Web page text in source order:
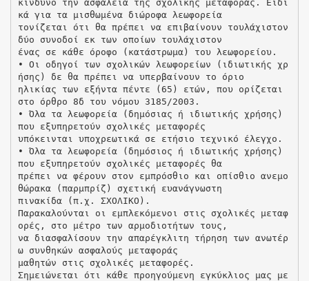
κίνδυνο την ασφάλεια της σχολικής μεταφοράς. Ειδι
κά για τα μισθωμένα διώροφα λεωφορεία
τονίζεται ότι θα πρέπει να επιβαίνουν τουλάχιστον
δύο συνοδοί εκ των οποίων τουλάχιστον
ένας σε κάθε όροφο (κατάστρωμα) του λεωφορείου.
• Οι οδηγοί των σχολικών λεωφορείων (ιδιωτικής χρ
ήσης) δε θα πρέπει να υπερβαίνουν το όριο
ηλικίας των εξήντα πέντε (65) ετών, που ορίζεται
στο όρθρο 8δ του νόμου 3185/2003.
• Όλα τα λεωφορεία (δημόσιας ή ιδιωτικής χρήσης)
που εξυπηρετούν σχολικές μεταφορές
υπόκεινται υποχρεωτικά σε ετήσιο τεχνικό έλεγχο.
• Όλα τα λεωφορεία (δημόσιος ή ιδιωτικής χρήσης)
που εξυπηρετούν σχολικές μεταφορές θα
πρέπει να φέρουν στον εμπρόσθιο και οπίσθιο ανεμο
θώρακα (παρμπρίζ) σχετική ευανάγνωστη
πινακίδα (π.χ. ΣΧΟΛΙΚΟ).
Παρακαλούνται οι εμπλεκόμενοι στις σχολικές μεταφ
ορές, στο μέτρο των αρμοδιοτήτων τους,
να διασφαλίσουν την απαρέγκλιτη τήρηση των ανωτέρ
ω συνθηκών ασφαλούς μεταφοράς
μαθητών στις σχολικές μεταφορές.
Σημειώνεται ότι κάθε προηγούμενη εγκύκλιος μας με